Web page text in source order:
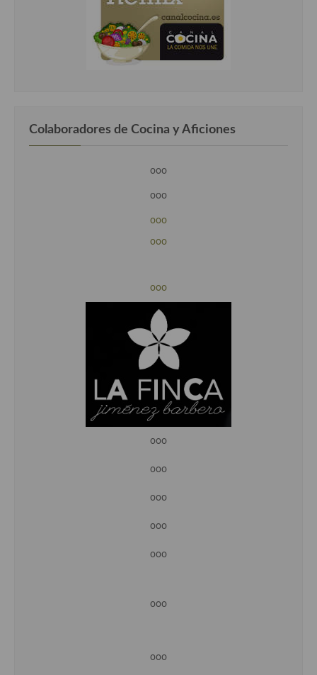
Colaboradores de Cocina y Aficiones
ooo
ooo
ooo
ooo
ooo
ooo
ooo
ooo
ooo
ooo
ooo
ooo